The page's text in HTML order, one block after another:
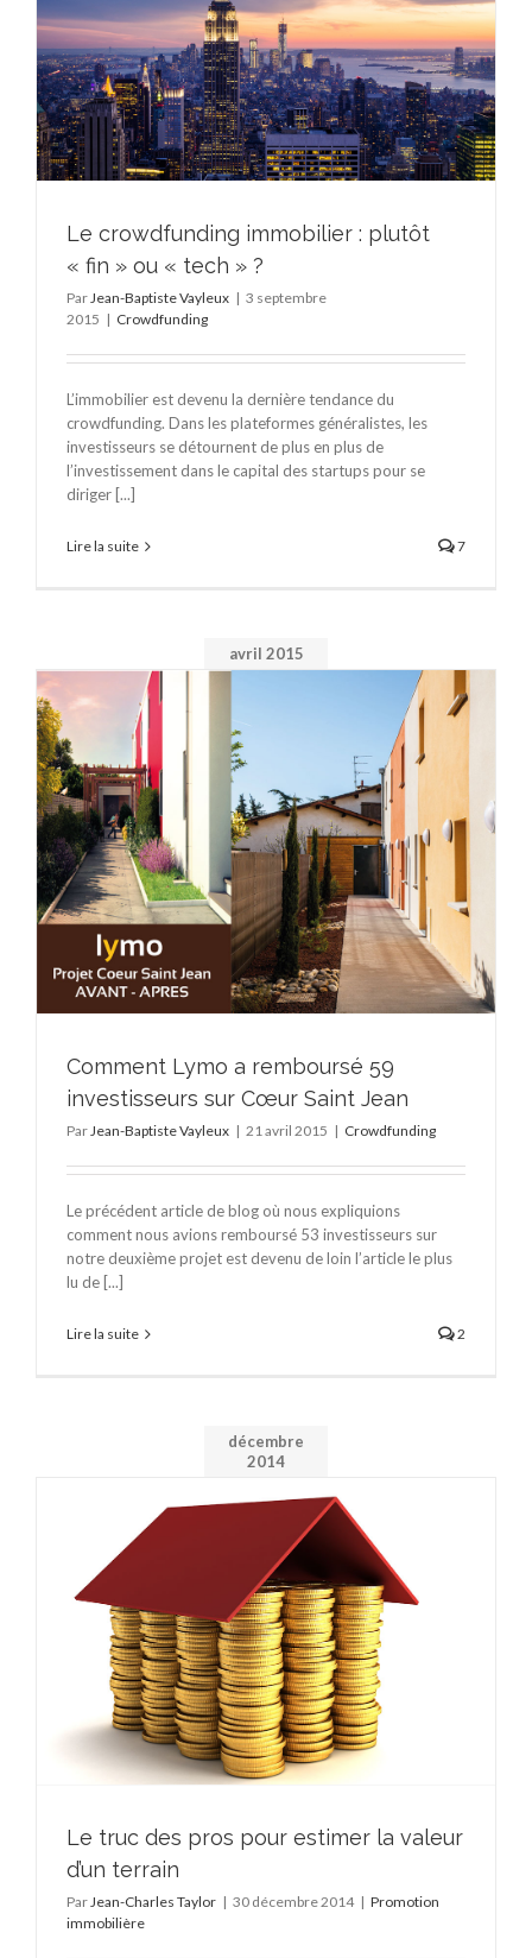
Le crowdfunding immobilier : plutôt
« fin » ou « tech » ?
ParJean-Baptiste Vayleux | 3 septembre
2015 | Crowdfunding
L’immobilier est devenu la dernière tendance du
crowdfunding. Dans les plateformes généralistes, les
investisseurs se détournent de plus en plus de
l’investissement dans le capital des startups pour se
diriger [...]
Lire la suite 7
avril 2015
Comment Lymo a remboursé 59
investisseurs sur Cœur Saint Jean
ParJean-Baptiste Vayleux | 21 avril 2015 | Crowdfunding
Le précédent article de blog où nous expliquions
comment nous avions remboursé 53 investisseurs sur
notre deuxième projet est devenu de loin l’article le plus
lu de [...]
Lire la suite 2
décembre
2014
Le truc des pros pour estimer la valeur
d’un terrain
Par Jean-Charles Taylor | 30 décembre 2014 | Promotion
immobilière